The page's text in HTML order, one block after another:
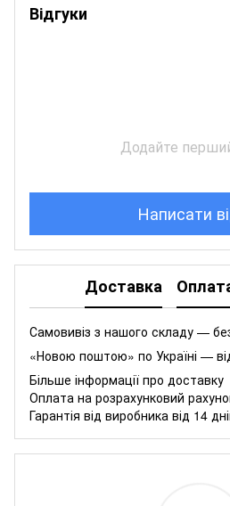
Відгуки
Додайте
Написати
Доставка
Самовивіз з нашого складу —
«Новою поштою» по Україні —
Більше інформації про доставку
Оплата на розрахунковий
Гарантія від виробника від 14